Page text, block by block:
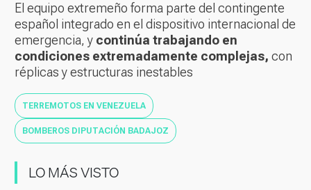
El equipo extremeño forma parte del contingente
español integrado en el dispositivo internacional de
emergencia, y continúa trabajando en
condiciones extremadamente complejas, con
réplicas y estructuras inestables
TERREMOTOS EN VENEZUELA
BOMBEROS DIPUTACIÓN BADAJOZ
LO MÁS VISTO